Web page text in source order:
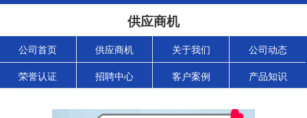
供应商机
公司首页 供应商机 关于我们 公司动态
荣誉认证 招聘中心 客户案例 产品知识